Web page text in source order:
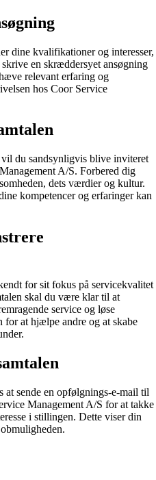
dine kvalifikationer og interesser,
en skræddersyet ansøgning
relevant erfaring og
hos Coor Service
du sandsynligvis blive inviteret
A/S. Forbered dig
dets værdier og kultur.
kompetencer og erfaringer kan
for sit fokus på servicekvalitet
skal du være klar til at
service og løse
at hjælpe andre og at skabe
at sende en opfølgnings-e-mail til
Management A/S for at takke
i stillingen. Dette viser din